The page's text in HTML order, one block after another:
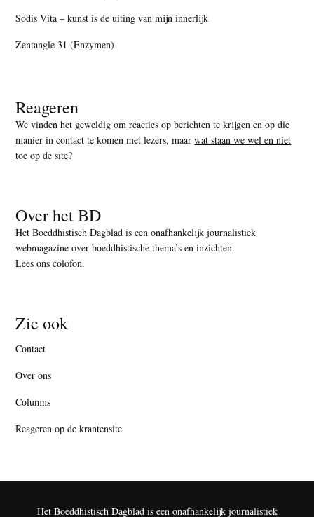
Sodis Vita – kunst is de uiting van mijn innerlijk
Zentangle 31 (Enzymen)
Reageren
We vinden het geweldig om reacties op berichten te krijgen en op die
manier in contact te komen met lezers, maarwat staan we wel en niet
toe op de site?
Over het BD
Het Boeddhistisch Dagblad is een onafhankelijk journalistiek
webmagazine over boeddhistische thema’s en inzichten.
Lees ons colofon.
Zie ook
Contact
Over ons
Columns
Reageren op de krantensite
Het Boeddhistisch Dagblad is een onafhankelijk journalistiek